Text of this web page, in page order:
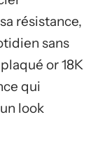
résistance,
sans
or 18K
qui
look